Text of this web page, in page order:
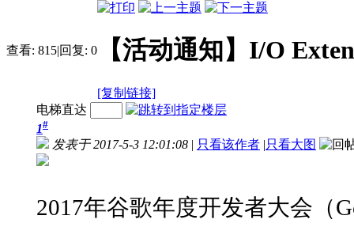
查看: 815|回复: 0 【活动通知】I/O
[复制链接]
电梯直达
1#
发表于 2017-5-3 12:01:08 | 只看该作者 |只看大图
2017年谷歌年度开发者大会（